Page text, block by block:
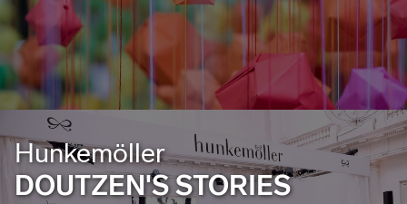
Hunkemöller
DOUTZEN'S STORIES